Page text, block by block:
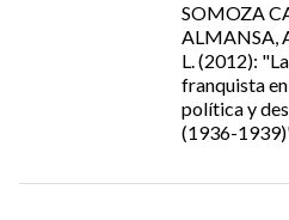
SOMOZA
ALMANSA,
L. (2012):
franquista
política y
(1936-